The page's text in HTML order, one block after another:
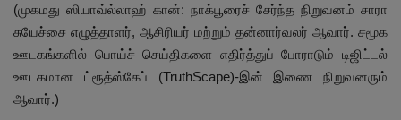
(முகமது ஸியாவ்ல்லாஹ் கான்: நாக்பூரைச் சேர்ந்த நிறுவனம் சாரா
சுயேச்சை எழுத்தாளர், ஆசிரியர் மற்றும் தன்னார்வலர் ஆவார். சமூக
ஊடகங்களில் பொய்ச் செய்திகளை எதிர்த்துப் போராடும் டிஜிட்டல்
ஊடகமான ட்ரூத்ஸ்கேப் (TruthScape)-இன் இணை நிறுவனரும்
ஆவார்.)